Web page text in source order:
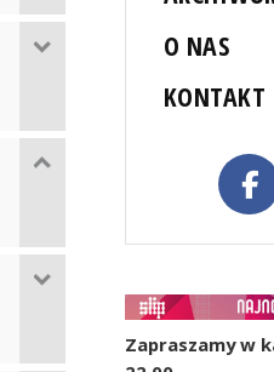
O NAS
KONTAKT
Zapraszamy w